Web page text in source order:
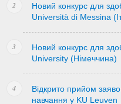
Новий конкурс для
Università di Messina
Новий конкурс для
University (Німеччина)
Відкрито прийом
навчання у KU Leuven